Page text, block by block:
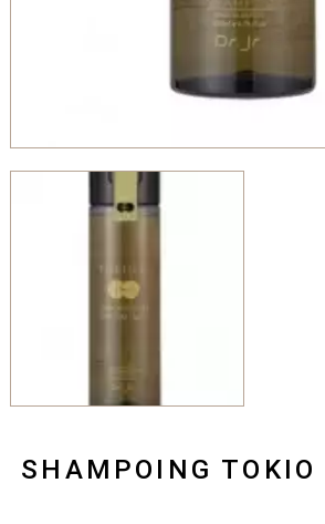
SHAMPOING TOKIO